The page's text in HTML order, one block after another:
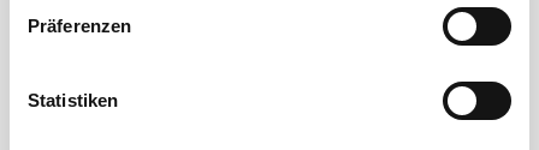
Präferenzen
Statistiken